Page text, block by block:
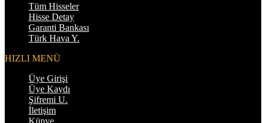
Tüm Hisseler
Hisse Detay
Garanti Bankası
Türk Hava Y.
HIZLI MENÜ
Üye Girişi
Üye Kaydı
Şifremi U.
İletişim
Künye